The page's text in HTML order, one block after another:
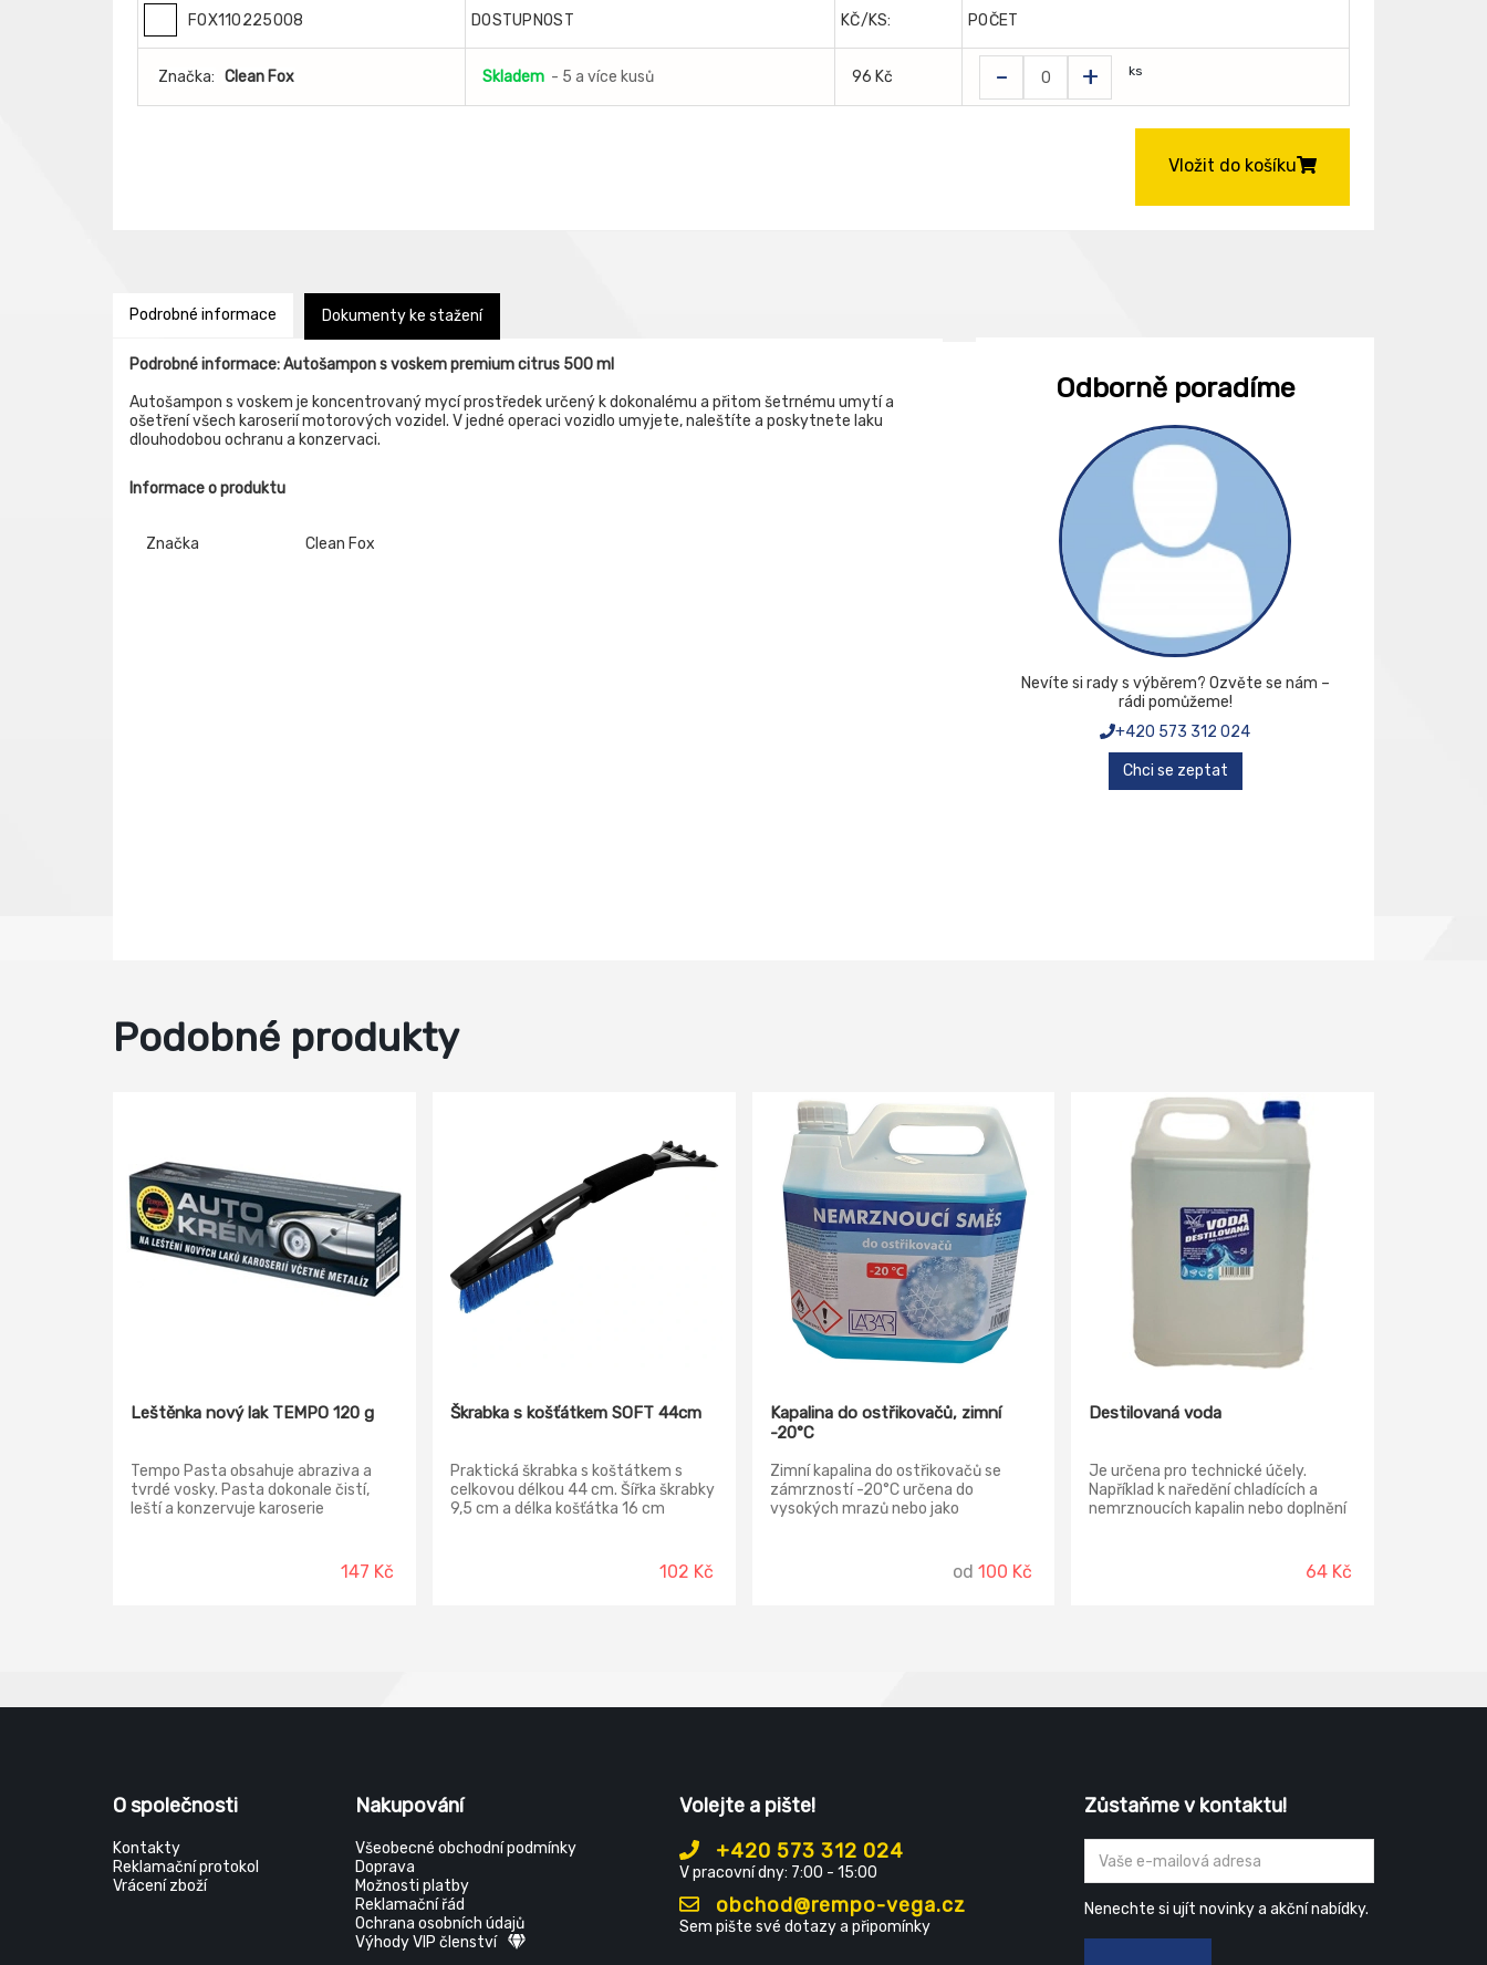
FOX110225008 DOSTUPNOST KČ/KS: POČET
Značka: Clean Fox Skladem - 5 a více kusů 96 Kč - + ks
Vložit do košíku
Podrobné informace Dokumenty ke stažení
Podrobné informace: Autošampon s voskem premium citrus 500 ml
Autošampon s voskem je koncentrovaný mycí prostředek určený k dokonalému a přitom šetrnému umytí a
ošetření všech karoserií motorových vozidel. V jedné operaci vozidlo umyjete, naleštíte a poskytnete laku
dlouhodobou ochranu a konzervaci.
Informace o produktu
Značka Clean Fox
Odborně poradíme
Nevíte si rady s výběrem? Ozvěte se nám –
rádi pomůžeme!
+420 573 312 024
Chci se zeptat
Podobné produkty
Leštěnka nový lak TEMPO 120 g
Tempo Pasta obsahuje abraziva a
tvrdé vosky. Pasta dokonale čistí,
leští a konzervuje karoserie
147 Kč
Škrabka s košťátkem SOFT 44cm
Praktická škrabka s koštátkem s
celkovou délkou 44 cm. Šířka škrabky
9,5 cm a délka košťátka 16 cm
102 Kč
Kapalina do ostřikovačů, zimní
-20°C
Zimní kapalina do ostřikovačů se
zámrzností -20°C určena do
vysokých mrazů nebo jako
od100 Kč
Destilovaná voda
Je určena pro technické účely.
Například k naředění chladících a
nemrznoucích kapalin nebo doplnění
64 Kč
O společnosti
Kontakty
Reklamační protokol
Vrácení zboží
Nakupování
Všeobecné obchodní podmínky
Doprava
Možnosti platby
Reklamační řád
Ochrana osobních údajů
Výhody VIP členství
Volejte a pište!
+420 573 312 024
V pracovní dny: 7:00 - 15:00
obchod@rempo-vega.cz
Sem pište své dotazy a připomínky
Zůstaňme v kontaktu!
Nenechte si ujít novinky a akční nabídky.